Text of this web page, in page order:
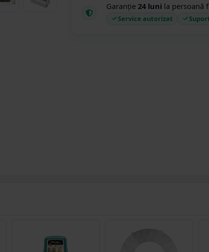
Garanție 24 luni la persoană
Service autorizat